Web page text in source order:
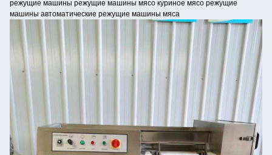
режущие машины режущие машины мясо куриное мясо режущие
машины автоматические режущие машины мяса